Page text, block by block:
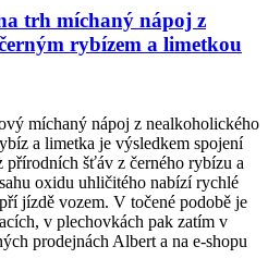
trh míchaný nápoj z
rybízem a limetkou
míchaný nápoj z nealkoholického
a limetka je výsledkem spojení
šťáv z černého rybízu a
oxidu uhličitého nabízí rychlé
jízdě vozem. V točené podobě je
v plechovkách pak zatím v
prodejnách Albert a na e-shopu